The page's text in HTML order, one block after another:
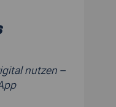
nutzen –